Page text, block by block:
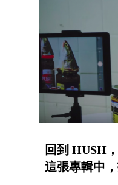
回到 HUSH
這張專輯中